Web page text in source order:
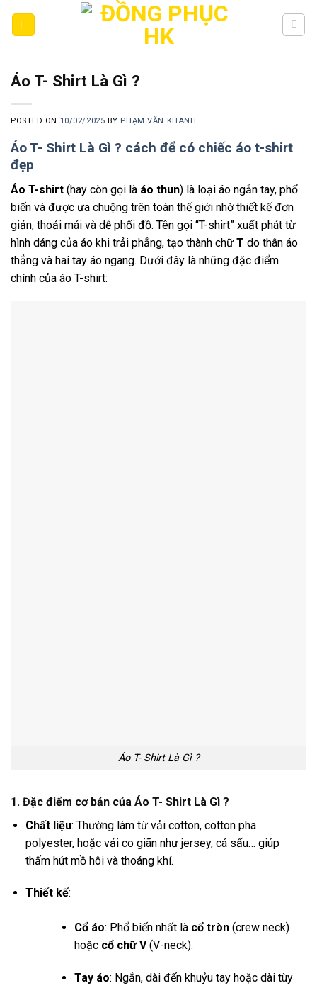
Áo T- Shirt Là Gì ?
POSTED ON 10/02/2025 BY PHẠM VĂN KHANH
Áo T- Shirt Là Gì ? cách để có chiếc áo t-shirt
đẹp
Áo T-shirt (hay còn gọi là áo thun) là loại áo ngắn tay, phổ
biến và được ưa chuộng trên toàn thế giới nhờ thiết kế đơn
giản, thoải mái và dễ phối đồ. Tên gọi “T-shirt” xuất phát từ
hình dáng của áo khi trải phẳng, tạo thành chữ T do thân áo
thẳng và hai tay áo ngang. Dưới đây là những đặc điểm
chính của áo T-shirt:
Áo T- Shirt Là Gì ?
1. Đặc điểm cơ bản của Áo T- Shirt Là Gì ?
Chất liệu: Thường làm từ vải cotton, cotton pha
polyester, hoặc vải co giãn như jersey, cá sấu… giúp
thấm hút mồ hôi và thoáng khí.
Thiết kế:
Cổ áo: Phổ biến nhất là cổ tròn(crew neck)
hoặc cổ chữ V(V-neck).
Tay áo: Ngắn, dài đến khuỷu tay hoặc dài tùy